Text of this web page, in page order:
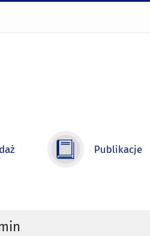
Publikacje